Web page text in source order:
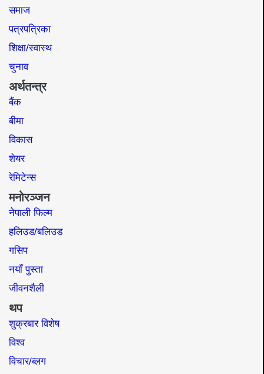
समाज​
पत्रपत्रिका
शिक्षा/स्वास्थ
चुनाव
अर्थतन्त्र
बैंक
बीमा
विकास
शेयर
रेमिटेन्स
मनोरञ्जन
नेपाली फिल्म
हलिउड/बलिउड
गसिप
नयाँ पुस्ता
जीवनशैली
थप
शुक्रबार विशेष
विश्व
विचार/ब्लग